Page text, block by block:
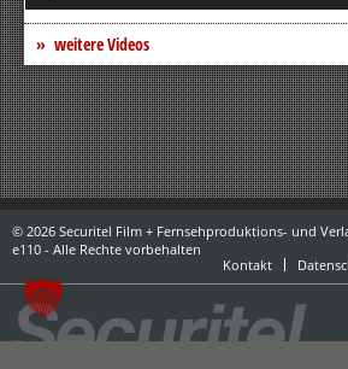
weitere Videos
© 2026 Securitel Film + Fernsehproduktions- und
e110 - Alle Rechte vorbehalten
Kontakt